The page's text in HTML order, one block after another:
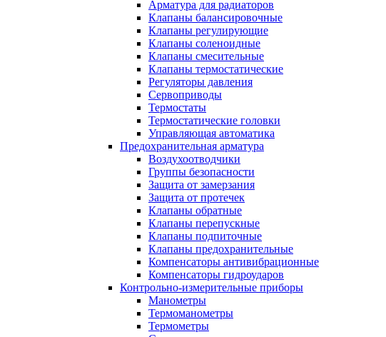
Арматура для радиаторов
Клапаны балансировочные
Клапаны регулирующие
Клапаны соленоидные
Клапаны смесительные
Клапаны термостатические
Регуляторы давления
Сервоприводы
Термостаты
Термостатические головки
Управляющая автоматика
Предохранительная арматура
Воздухоотводчики
Группы безопасности
Защита от замерзания
Защита от протечек
Клапаны обратные
Клапаны перепускные
Клапаны подпиточные
Клапаны предохранительные
Компенсаторы антивибрационные
Компенсаторы гидроударов
Контрольно-измерительные приборы
Манометры
Термоманометры
Термометры